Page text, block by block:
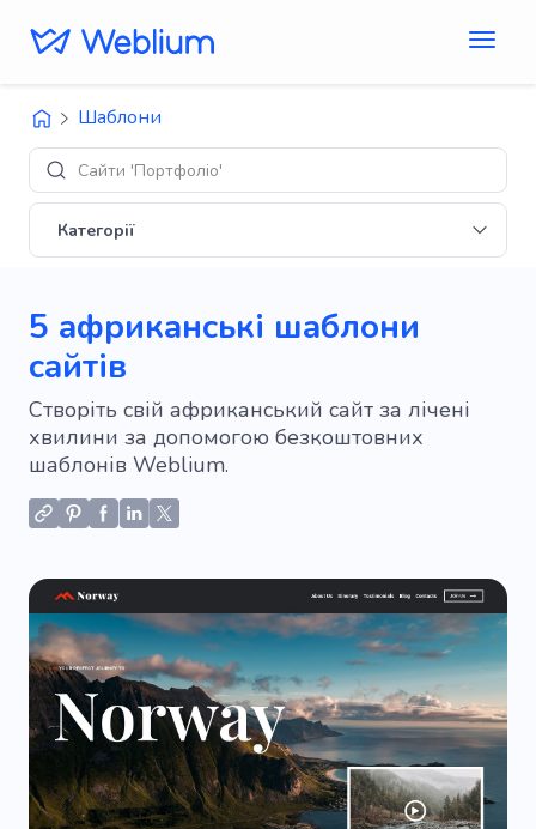
Шаблони
Д
Категорії
5 африканські шаблони
сайтів
Створіть свій африканський сайт за лічені
хвилини за допомогою безкоштовних
шаблонів Weblium.